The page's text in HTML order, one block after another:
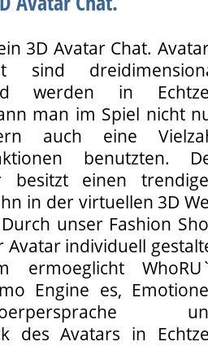
3D Avatar Chat.
werden in
man im Spiel nicht
auch eine
benutzten.
besitzt einen
in der virtuellen 3D
unser Fashion
Avatar individuell
ermoeglicht
Engine es,
des Avatars in